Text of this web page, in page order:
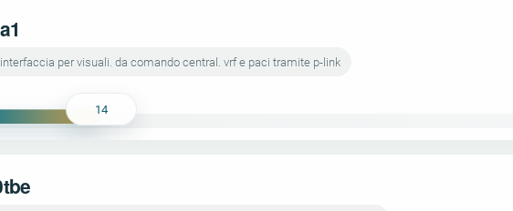
per visuali. da comando central. vrf e paci tramite p-link
14